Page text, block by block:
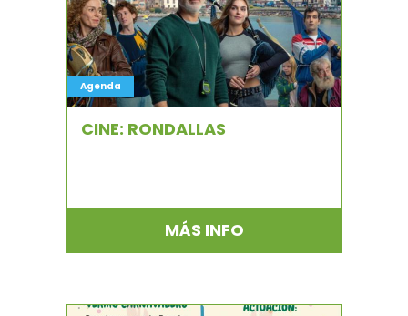
Agenda
CINE: RONDALLAS
MÁS INFO